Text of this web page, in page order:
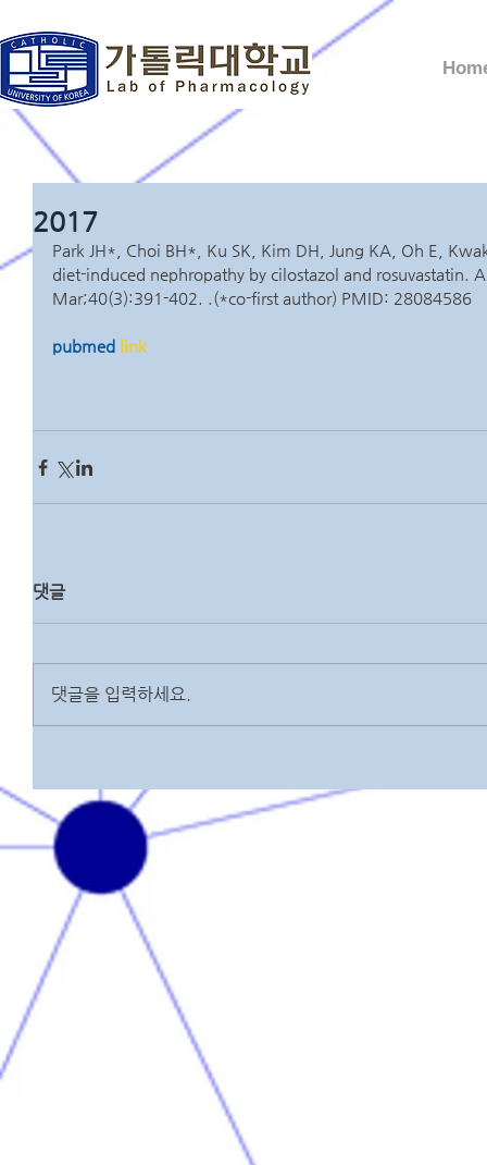
2017
Park JH*, Choi BH*, Ku SK, Kim DH, Jung KA, Oh E,
diet-induced nephropathy by cilostazol and rosuvastatin.
Mar;40(3):391-402. .(*co-first author) PMID: 28084586
pubmed link
댓글
댓글을 입력하세요.